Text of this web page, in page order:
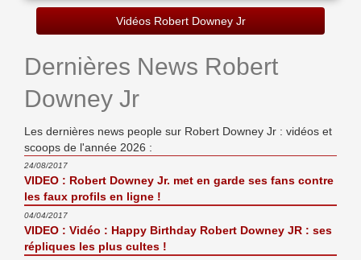
Vidéos Robert Downey Jr
Dernières News Robert
Downey Jr
Les dernières news people sur Robert Downey Jr : vidéos et
scoops de l'année 2026 :
24/08/2017
VIDEO : Robert Downey Jr. met en garde ses fans contre
les faux profils en ligne !
04/04/2017
VIDEO : Vidéo : Happy Birthday Robert Downey JR : ses
répliques les plus cultes !